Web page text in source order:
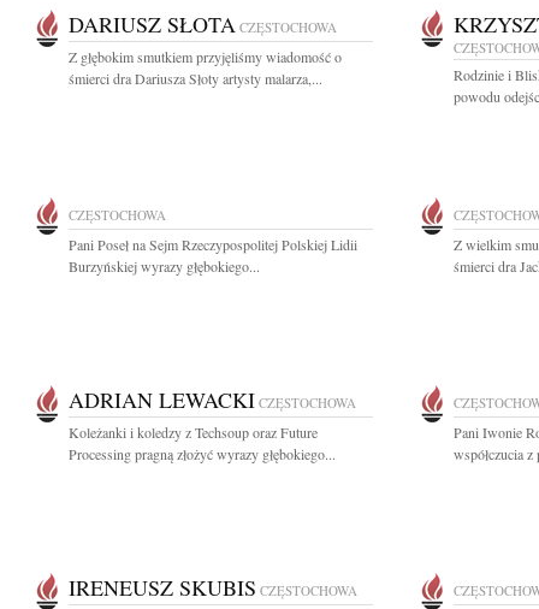
DARIUSZ SŁOTA CZĘSTOCHOWA
Z głębokim smutkiem przyjęliśmy wiadomość o
śmierci dra Dariusza Słoty artysty malarza,...
Rodzinie i
powodu
CZĘSTOCHOWA
Pani Poseł na Sejm Rzeczypospolitej Polskiej Lidii
Burzyńskiej wyrazy głębokiego...
Z wielkim
śmierci dra
ADRIAN LEWACKI CZĘSTOCHOWA
Koleżanki i koledzy z Techsoup oraz Future
Processing pragną złożyć wyrazy głębokiego...
Pani Iwonie
współczucia
IRENEUSZ SKUBIS CZĘSTOCHOWA